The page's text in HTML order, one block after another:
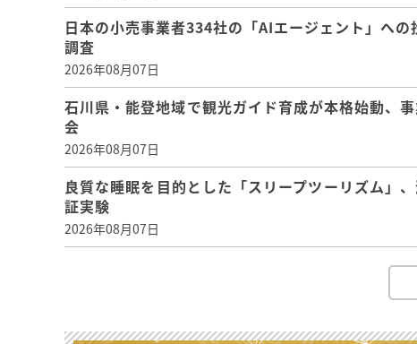
日本の小売事業者334社の「AIエージェント」へ
調査
2026年08月07日
石川県・能登地域で観光ガイド育成が本格始動
会
2026年08月07日
良質な睡眠を目的とした「スリープツーリズム」
証実験
2026年08月07日